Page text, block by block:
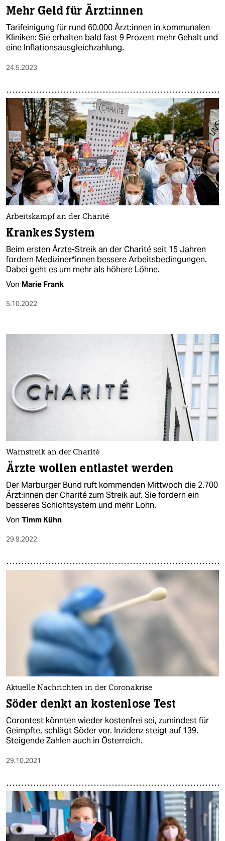
Mehr Geld für Ärz­t:in­nen
Tarifeinigung für rund 60.000 Ärzt:innen in kommunalen
Kliniken: Sie erhalten bald fast 9 Prozent mehr Gehalt und
eine Inflationsausgleichzahlung.
24.5.2023
Arbeitskampf an der Charité
Krankes System
Beim ersten Ärzte-Streik an der Charité seit 15 Jahren
fordern Mediziner*in­nen bessere Arbeitsbedingungen.
Dabei geht es um mehr als höhere Löhne.
Von Marie Frank
5.10.2022
Warnstreik an der Charité
Ärz­te wollen entlastet werden
Der Marburger Bund ruft kommenden Mittwoch die 2.700
Ärz­t:in­nen der Charité zum Streik auf. Sie fordern ein
besseres Schichtsystem und mehr Lohn.
Von Timm Kühn
29.9.2022
Aktuelle Nachrichten in der Coronakrise
Söder denkt an kostenlose Test
Corontest könnten wieder kostenfrei sei, zumindest für
Geimpfte, schlägt Söder vor. Inzidenz steigt auf 139.
Steigende Zahlen auch in Österreich.
29.10.2021